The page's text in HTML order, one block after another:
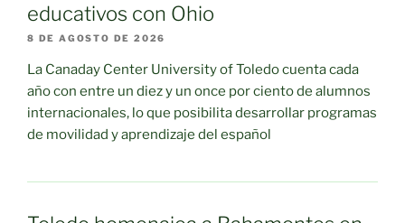
educativos con Ohio
8 DE AGOSTO DE 2026
La Canaday Center University of Toledo cuenta cada
año con entre un diez y un once por ciento de alumnos
internacionales, lo que posibilita desarrollar programas
de movilidad y aprendizaje del español